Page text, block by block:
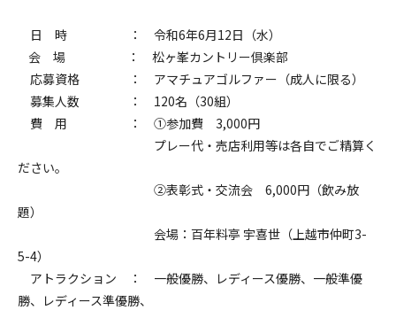
日 時 ： 令和6年6月12日（水）
会 場 ： 松ヶ峯カントリー倶楽部
応募資格 ： アマチュアゴルファー（成人に限る）
募集人数 ： 120名（30組）
費 用 ： ①参加費 3,000円
プレー代・売店利用等は各自でご精算く
ださい。
②表彰式・交流会 6,000円（飲み放
題）
会場：百年料亭 宇喜世（上越市仲町3-
5-4）
アトラクション ： 一般優勝、レディース優勝、一般準優
勝、レディース準優勝、